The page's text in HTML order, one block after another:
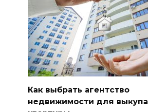
Как выбрать агентство
недвижимости для выкупа